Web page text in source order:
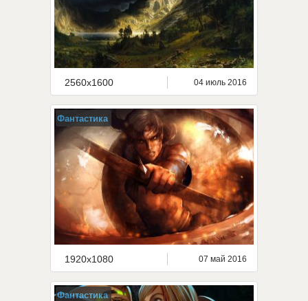
2560x1600 04 июль 2016
Фантастика
1920x1080 07 май 2016
Фантастика